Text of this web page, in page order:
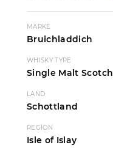
MARKE
Bruichladdich
WHISKY TYPE
Single Malt Scotch
LAND
Schottland
REGION
Isle of Islay